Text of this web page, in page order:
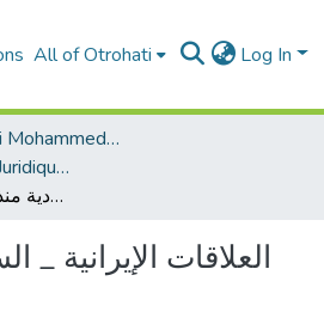
All of Otrohati Log In
Université Sidi Mohammed Ben Abdellah - Fès
CEDoc en Sciences Juridiques, Economiques, Sociales, Chariaa et de Gestion (CED - SJESCG)
العلاقات الإيرانية _ السعودية منذ قيام الثورة الإسلامية
العلاقات الإيرانية _